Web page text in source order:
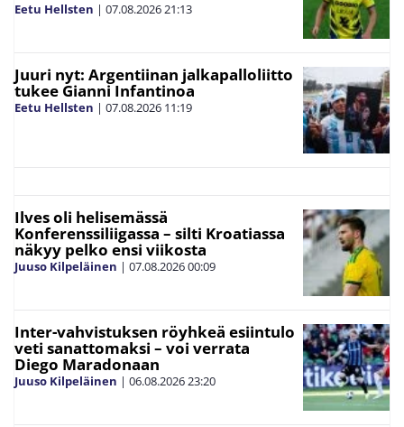
Eetu Hellsten | 07.08.202621:13
Juuri nyt: Argentiinan jalkapalloliitto
tukee Gianni Infantinoa
Eetu Hellsten | 07.08.2026 11:19
Ilves oli helisemässä
Konferenssiliigassa – silti Kroatiassa
näkyy pelko ensi viikosta
Juuso Kilpeläinen | 07.08.202600:09
Inter-vahvistuksen röyhkeä esiintulo
veti sanattomaksi – voi verrata
Diego Maradonaan
Juuso Kilpeläinen | 06.08.202623:20